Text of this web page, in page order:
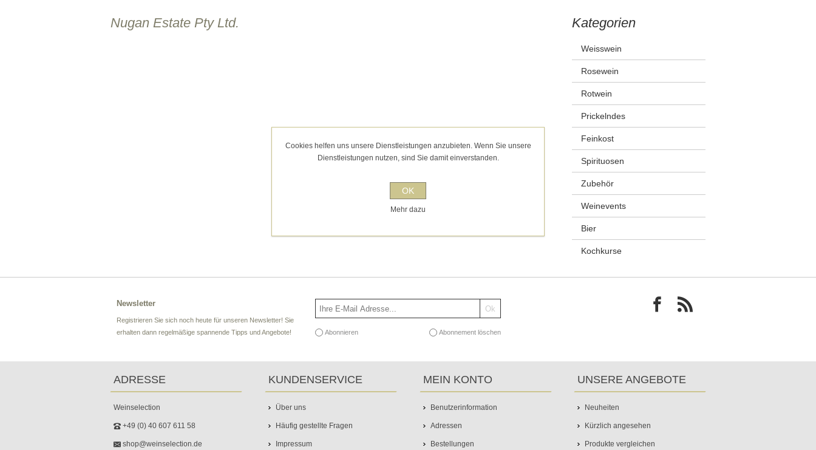
Nugan Estate Pty Ltd. Kategorien
Weisswein
Rosewein
Rotwein
Prickelndes
Feinkost
Spirituosen
Zubehör
Weinevents
Bier
Kochkurse
Newsletter
Registrieren Sie sich noch heute für unseren Newsletter! Sie
erhalten dann regelmäßige spannende Tipps und Angebote!
Abonnieren Abonnement löschen
ADRESSE
Weinselection
+49 (0) 40 607 611 58
shop@weinselection.de
KUNDENSERVICE
Über uns
Häufig gestellte Fragen
Impressum
MEIN KONTO
Benutzerinformation
Adressen
Bestellungen
UNSERE ANGEBOTE
Neuheiten
Kürzlich angesehen
Produkte vergleichen
Cookies helfen uns unsere Dienstleistungen anzubieten. Wenn Sie unsere
Dienstleistungen nutzen, sind Sie damit einverstanden.
OK
Mehr dazu